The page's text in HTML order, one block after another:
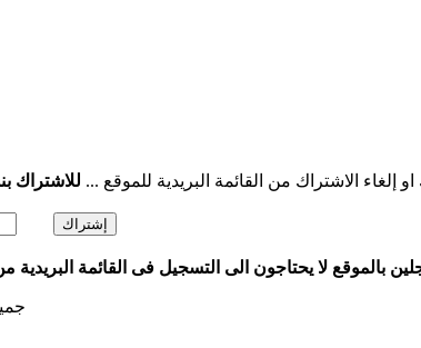
إلغاء الاشتراك من القائمة البريدية للموقع ...
بالموقع لا يحتاجون الى التسجيل فى القائمة